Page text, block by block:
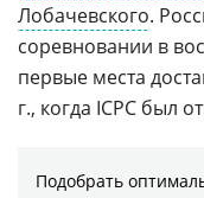
Лобачевского.
соревновании в
первые места
г., когда ICPC был
Подобрать